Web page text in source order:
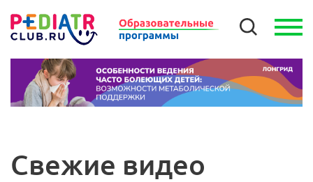
Свежие видео